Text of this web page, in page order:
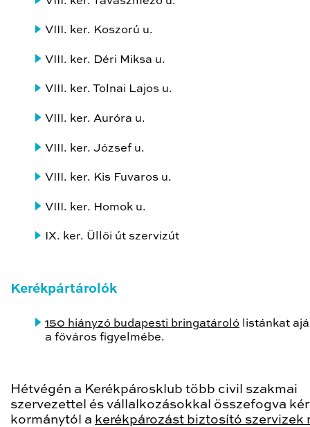
VIII. ker. Koszorú u.
VIII. ker. Déri Miksa u.
VIII. ker. Tolnai Lajos u.
VIII. ker. Auróra u.
VIII. ker. József u.
VIII. ker. Kis Fuvaros u.
VIII. ker. Homok u.
IX. ker. Üllői út szervizút
Kerékpártárolók
150 hiányzó budapesti bringatároló listánkat
a főváros figyelmébe.
Hétvégén a Kerékpárosklub több civil szakmai
szervezettel és vállalkozásokkal összefogva
kormánytól a kerékpározást biztosító szervizek